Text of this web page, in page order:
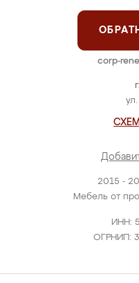
2015 -
Мебель от
ИНН:
ОГРНИП:
corp-